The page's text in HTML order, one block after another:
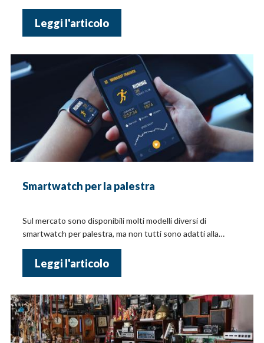
Leggi l'articolo
Smartwatch per la palestra
Sul mercato sono disponibili molti modelli diversi di
smartwatch per palestra, ma non tutti sono adatti alla
Leggi l'articolo